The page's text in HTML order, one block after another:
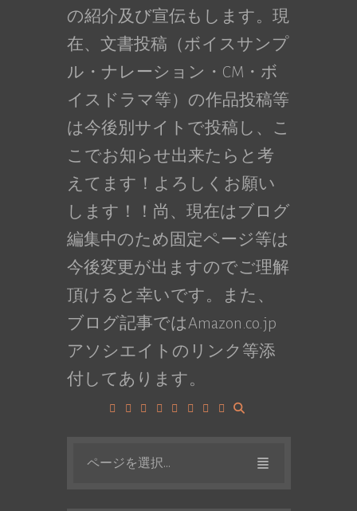
の紹介及び宣伝もします。現
在、文書投稿（ボイスサンプ
ル・ナレーション・CM・ボ
イスドラマ等）の作品投稿等
は今後別サイトで投稿し、こ
こでお知らせ出来たらと考
えてます！よろしくお願い
します！！尚、現在はブログ
編集中のため固定ページ等は
今後変更が出ますのでご理解
頂けると幸いです。また、
ブログ記事ではAmazon.co.jp
アソシエイトのリンク等添
付してあります。
ページを選択...